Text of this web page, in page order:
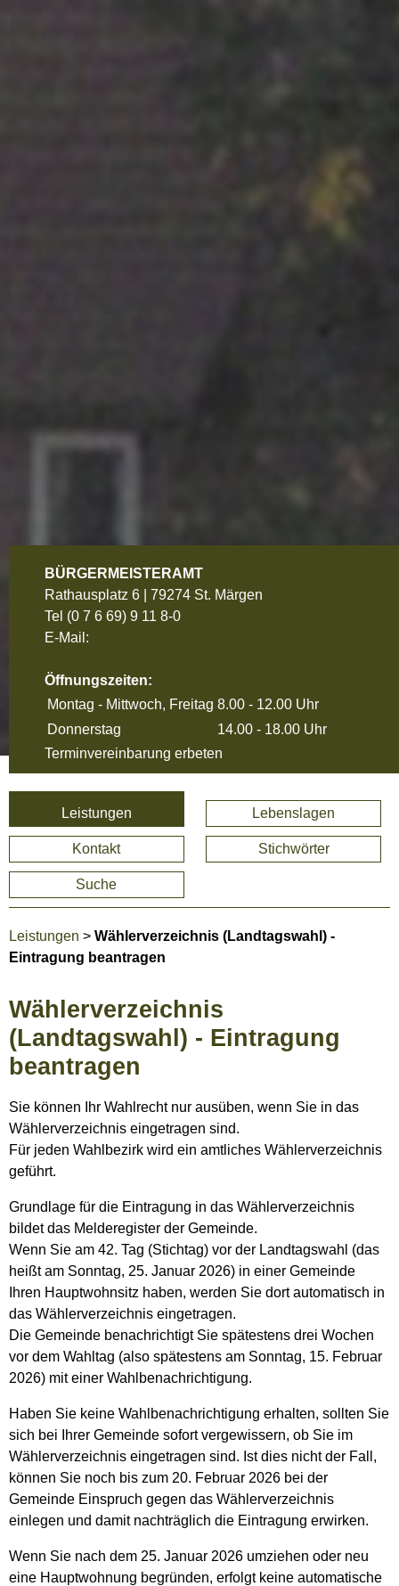
BÜRGERMEISTERAMT
Rathausplatz 6 | 79274 St. Märgen
Tel (0 7 6 69) 9 11 8-0
E-Mail:
Öffnungszeiten:
Montag - Mittwoch, Freitag 8.00 - 12.00 Uhr
Donnerstag
14.00 - 18.00 Uhr
Terminvereinbarung erbeten
Leistungen Lebenslagen
Kontakt Stichwörter
Suche
Leistungen > Wählerverzeichnis (Landtagswahl) -
Eintragung beantragen
Wählerverzeichnis
(Landtagswahl) - Eintragung
beantragen
Sie können Ihr Wahlrecht nur ausüben, wenn Sie in das
Wählerverzeichnis eingetragen sind.
Für jeden Wahlbezirk wird ein amtliches Wählerverzeichnis
geführt.
Grundlage für die Eintragung in das Wählerverzeichnis
bildet das Melderegister der Gemeinde.
Wenn Sie am 42. Tag (Stichtag) vor der Landtagswahl (das
heißt am Sonntag, 25. Januar 2026) in einer Gemeinde
Ihren Hauptwohnsitz haben, werden Sie dort automatisch in
das Wählerverzeichnis eingetragen.
Die Gemeinde benachrichtigt Sie spätestens drei Wochen
vor dem Wahltag (also spätestens am Sonntag, 15. Februar
2026) mit einer Wahlbenachrichtigung.
Haben Sie keine Wahlbenachrichtigung erhalten, sollten Sie
sich bei Ihrer Gemeinde sofort vergewissern, ob Sie im
Wählerverzeichnis eingetragen sind. Ist dies nicht der Fall,
können Sie noch bis zum 20. Februar 2026 bei der
Gemeinde Einspruch gegen das Wählerverzeichnis
einlegen und damit nachträglich die Eintragung erwirken.
Wenn Sie nach dem 25. Januar 2026 umziehen oder neu
eine Hauptwohnung begründen, erfolgt keine automatische